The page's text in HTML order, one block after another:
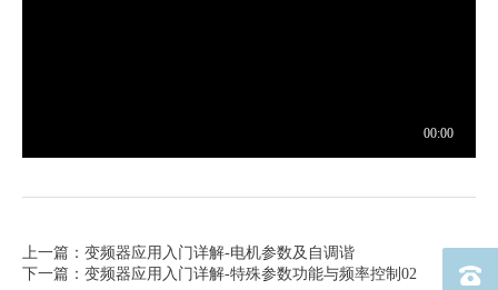
上一篇：变频器应用入门详解-电机参数及自调谐
下一篇：变频器应用入门详解-特殊参数功能与频率控制02
电话